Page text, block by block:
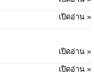
เปิดอ่าน »
เปิดอ่าน »
เปิดอ่าน »